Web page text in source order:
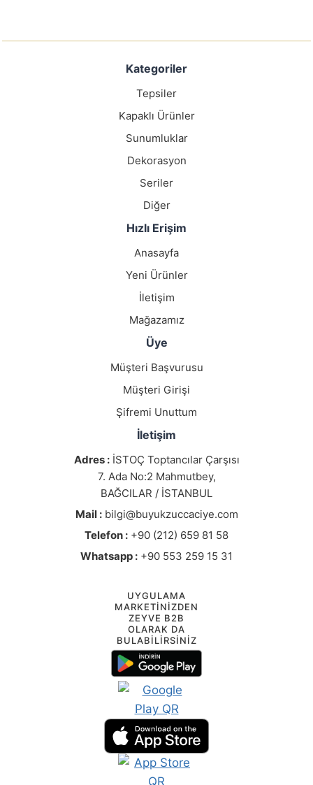
Kategoriler
Tepsiler
Kapaklı Ürünler
Sunumluklar
Dekorasyon
Seriler
Diğer
Hızlı Erişim
Anasayfa
Yeni Ürünler
İletişim
Mağazamız
Üye
Müşteri Başvurusu
Müşteri Girişi
Şifremi Unuttum
İletişim
Adres :İSTOÇ Toptancılar Çarşısı
7. Ada No:2 Mahmutbey,
BAĞCILAR / İSTANBUL
Mail :bilgi@buyukzuccaciye.com
Telefon : +90 (212) 659 81 58
Whatsapp : +90 553 259 15 31
UYGULAMA
MARKETİNİZDEN
ZEYVE B2B
OLARAK DA
BULABİLİRSİNİZ